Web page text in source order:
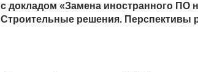
с докладом «Замена иностранного ПО
Строительные решения. Перспективы